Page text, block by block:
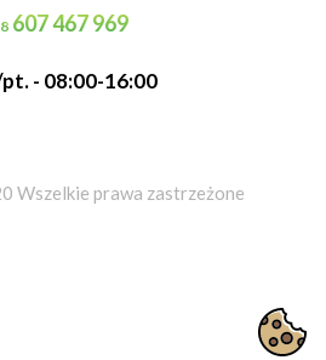
607 467 969
- 08:00-16:00
Wszelkie prawa zastrzeżone